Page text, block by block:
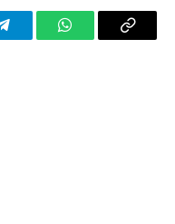
TelegramWhatsAppCopy